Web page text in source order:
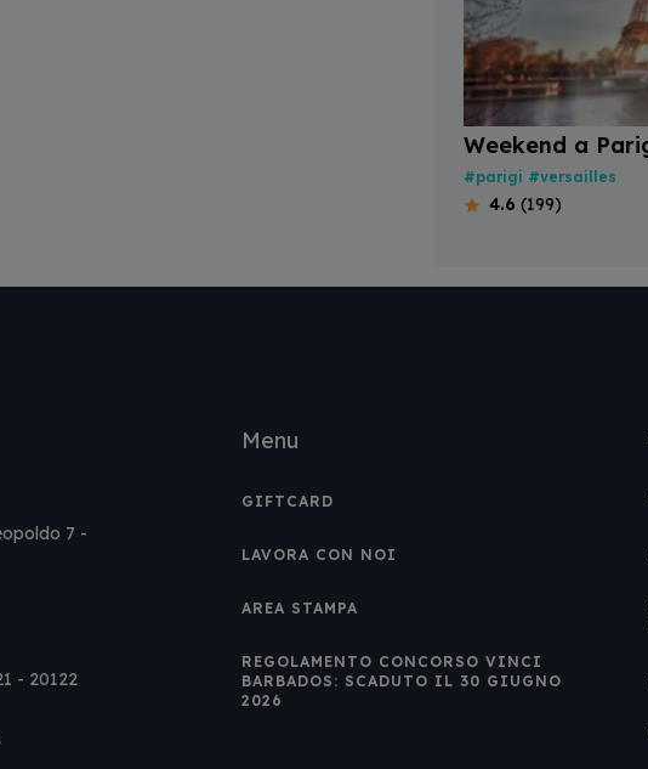
Weekend a
#parigi #versailles
4.6 (199)
Menu
GIFTCARD
LAVORA CON NOI
AREA STAMPA
REGOLAMENTO CONCORSO VINCI
BARBADOS: SCADUTO IL 30 GIUGNO
2026
7 -
- 20122